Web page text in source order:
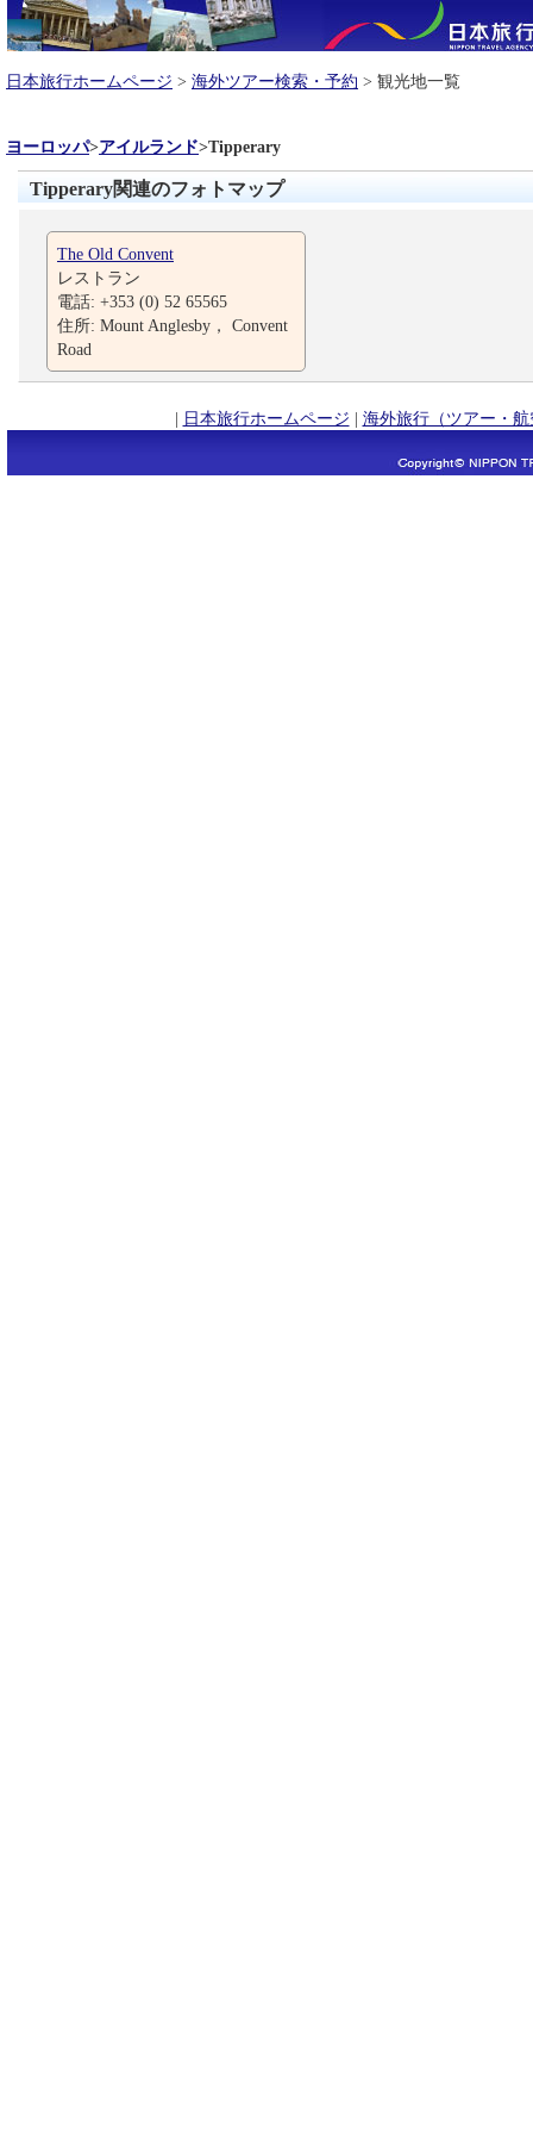
日本旅行ホームページ > 海外ツアー検索・予約 > 観光地一覧
ヨーロッパ>アイルランド>Tipperary
Tipperary関連のフォトマップ
The Old Convent
レストラン
電話: +353 (0) 52 65565
住所: Mount Anglesby， Convent
Road
| 日本旅行ホームページ | 海外旅行（ツアー・航